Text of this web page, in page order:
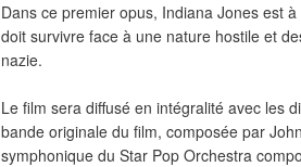
Dans ce premier opus, Indiana Jones est
doit survivre face à une nature hostile et
nazie.
Le film sera diffusé en intégralité avec les
bande originale du film, composée par
symphonique du Star Pop Orchestra